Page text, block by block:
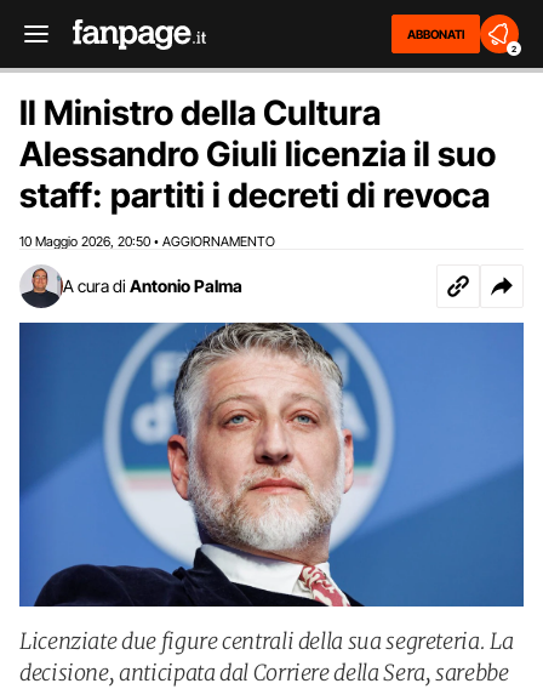
ABBONATI
2
Il Ministro della Cultura
Alessandro Giuli licenzia il suo
staff: partiti i decreti di revoca
10 Maggio 2026 20:50 • AGGIORNAMENTO
A cura di Antonio Palma
Licenziate due figure centrali della sua segreteria. La
decisione, anticipata dal Corriere della Sera, sarebbe